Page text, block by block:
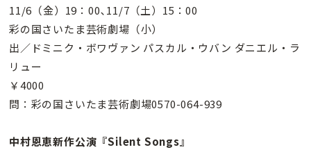
11/6（金）19：00､11/7（土）15：00
彩の国さいたま芸術劇場（小）
出／ドミニク・ボワヴァン パスカル・ウバン ダニエル・ラ
リュー
￥4000
問：彩の国さいたま芸術劇場0570-064-939
中村恩恵新作公演『Silent Songs』